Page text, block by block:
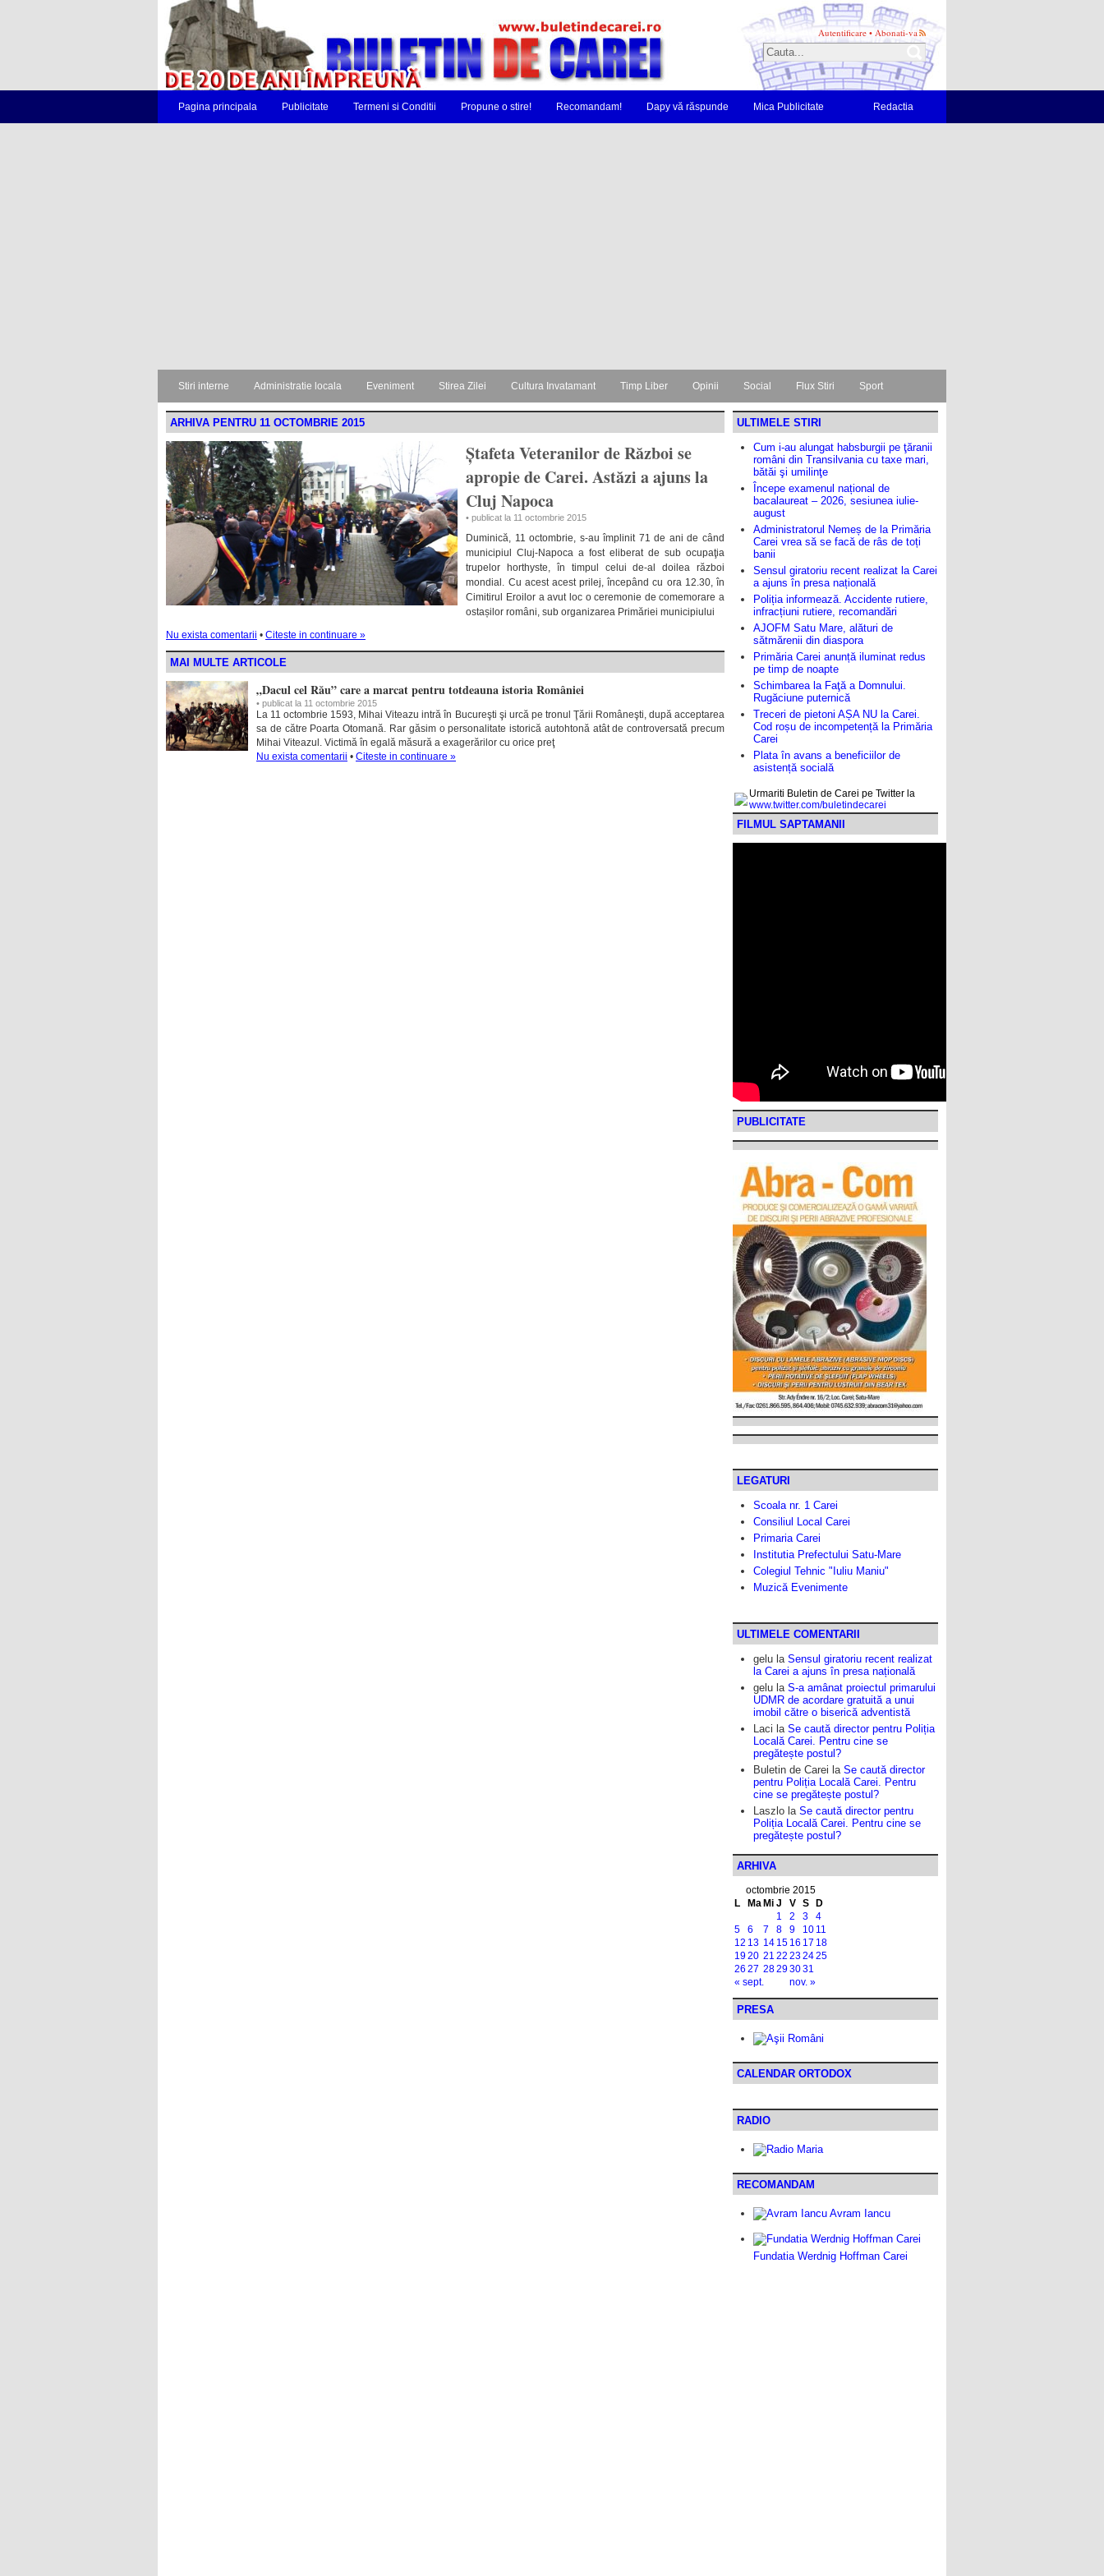
Autentificare • Abonati-va
Pagina principala Publicitate Termeni si Conditii Propune o stire! Recomandam! Dapy vă răspunde Mica Publicitate Redactia
Stiri interne Administratie locala Eveniment Stirea Zilei Cultura Invatamant Timp Liber Opinii Social Flux Stiri Sport
ARHIVA PENTRU 11 OCTOMBRIE 2015
Ștafeta Veteranilor de Război se
apropie de Carei. Astăzi a ajuns la
Cluj Napoca
• publicat la 11 octombrie 2015
Duminică, 11 octombrie, s-au împlinit 71 de ani de când
municipiul Cluj-Napoca a fost eliberat de sub ocupaţia
trupelor horthyste, în timpul celui de-al doilea război
mondial. Cu acest acest prilej, începând cu ora 12.30, în
Cimitirul Eroilor a avut loc o ceremonie de comemorare a
ostașilor români, sub organizarea Primăriei municipiului
Nu exista comentarii • Citeste in continuare »
MAI MULTE ARTICOLE
„Dacul cel Rău” care a marcat pentru totdeauna istoria României
• publicat la 11 octombrie 2015
La 11 octombrie 1593, Mihai Viteazu intră în Bucureşti şi urcă pe tronul Ţării Româneşti, după acceptarea
sa de către Poarta Otomană. Rar găsim o personalitate istorică autohtonă atât de controversată precum
Mihai Viteazul. Victimă în egală măsură a exagerărilor cu orice preţ
Nu exista comentarii • Citeste in continuare »
ULTIMELE STIRI
Cum i-au alungat habsburgii pe ţăranii
români din Transilvania cu taxe mari,
bătăi şi umilinţe
Începe examenul național de
bacalaureat – 2026, sesiunea iulie-
august
Administratorul Nemeș de la Primăria
Carei vrea să se facă de râs de toți
banii
Sensul giratoriu recent realizat la Carei
a ajuns în presa națională
Poliția informează. Accidente rutiere,
infracțiuni rutiere, recomandări
AJOFM Satu Mare, alături de
sătmărenii din diaspora
Primăria Carei anunță iluminat redus
pe timp de noapte
Schimbarea la Faţă a Domnului.
Rugăciune puternică
Treceri de pietoni AȘA NU la Carei.
Cod roșu de incompetență la Primăria
Carei
Plata în avans a beneficiilor de
asistență socială
Urmariti Buletin de Carei pe Twitter la
www.twitter.com/buletindecarei
FILMUL SAPTAMANII
PUBLICITATE
LEGATURI
Scoala nr. 1 Carei
Consiliul Local Carei
Primaria Carei
Institutia Prefectului Satu-Mare
Colegiul Tehnic "Iuliu Maniu"
Muzică Evenimente
ULTIMELE COMENTARII
gelu la Sensul giratoriu recent realizat
la Carei a ajuns în presa națională
gelu la S-a amânat proiectul primarului
UDMR de acordare gratuită a unui
imobil către o biserică adventistă
Laci la Se caută director pentru Poliția
Locală Carei. Pentru cine se
pregătește postul?
Buletin de Carei la Se caută director
pentru Poliția Locală Carei. Pentru
cine se pregătește postul?
Laszlo la Se caută director pentru
Poliția Locală Carei. Pentru cine se
pregătește postul?
ARHIVA
octombrie 2015
L
Ma Mi J V S D
« sept. nov. »
1 2 3
4
5
6 7 8 9 10 11
12 13 14 15 16 17 18
1920 21 22 232425
26 27 28293031
PRESA
CALENDAR ORTODOX
RADIO
RECOMANDAM
Avram Iancu
Fundatia Werdnig Hoffman Carei